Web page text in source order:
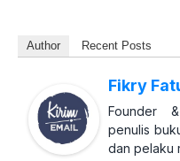
Author Recent Posts
Fikry
Founder
penulis
dan pelaku